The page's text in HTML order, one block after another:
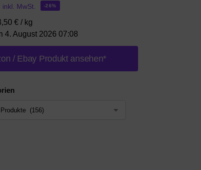
inkl. MwSt. -26%
€ / kg
4. August 2026 07:08
/ Ebay Produkt ansehen*